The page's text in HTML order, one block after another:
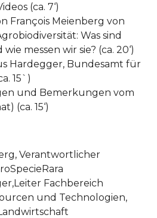
(ca. 7‘)
François Meienberg von
Was sind
messen wir sie? (ca. 20‘)
Hardegger, Bundesamt für
15`)
und Bemerkungen vom
(ca. 15‘)
Verantwortlicher
Leiter Fachbereich
und Technologien,